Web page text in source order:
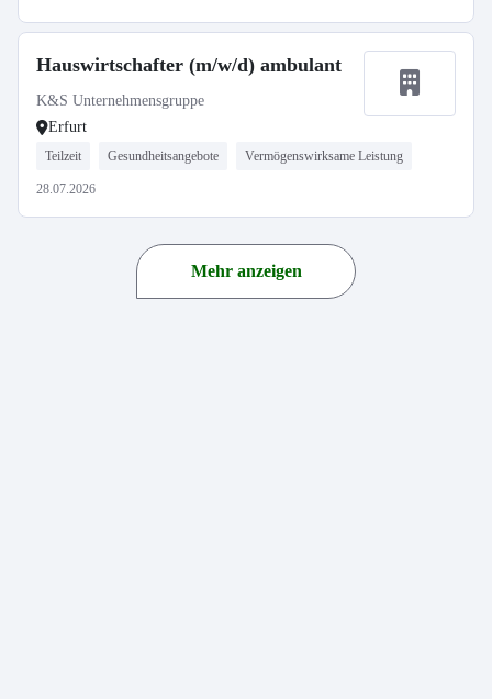
Hauswirtschafter (m/w/d) ambulant
K&S Unternehmensgruppe
Erfurt
Teilzeit Gesundheitsangebote Vermögenswirksame Leistung
28.07.2026
Mehr anzeigen